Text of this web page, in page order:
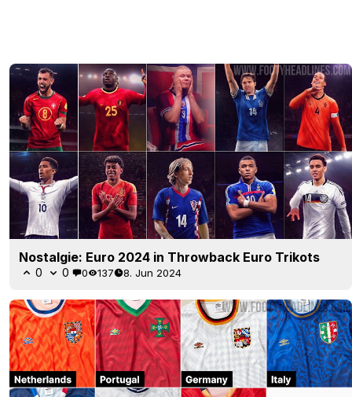
Nostalgie: Euro 2024 in Throwback Euro Trikots
0 0 0 137 8. Jun 2024